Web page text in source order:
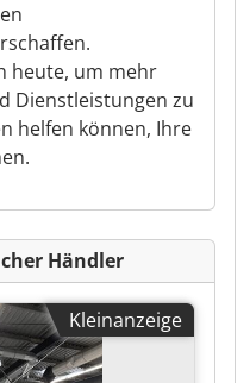
heute, um mehr
Dienstleistungen zu
helfen können, Ihre
Händler
Kleinanzeige